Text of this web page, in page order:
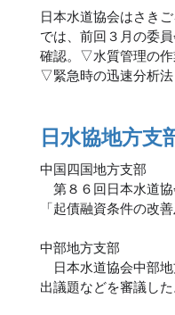
日本水道協会はさき
では、前回３月の委
確認。▽水質管理の
▽緊急時の迅速分析法
日水協地方支
中国四国地方支部
第８６回日本水道
「起債融資条件の改
中部地方支部
日本水道協会中部
出議題などを審議した